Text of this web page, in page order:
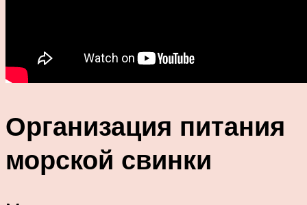
Организация питания
морской свинки